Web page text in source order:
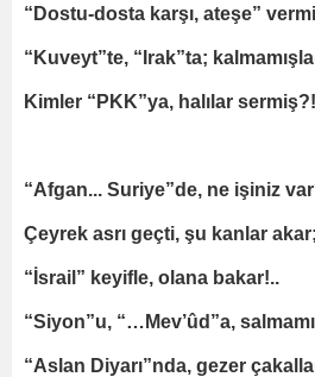
“Dostu-dosta karşı, ateşe”
“Kuveyt”te, “Irak”ta;
Kimler “PKK”ya, halılar
“Afgan... Suriye”de, ne işiniz
Çeyrek asrı geçti, şu kanlar akar;
“İsrail” keyifle, olana bakar!..
“Siyon”u, “…Mev’ûd”a,
“Aslan Diyarı”nda, gezer